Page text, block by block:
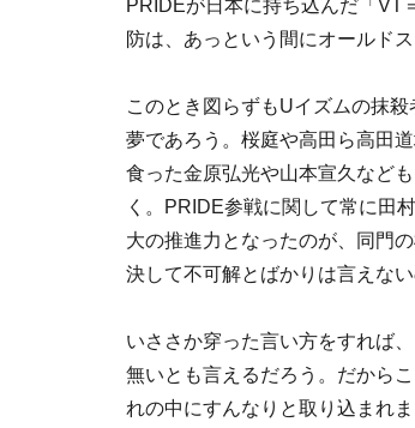
PRIDEが日本に持ち込んだ「VT
防は、あっという間にオールド
このとき図らずもUイズムの抹
夢であろう。桜庭や高田ら高田
食った金原弘光や山本宣久など
く。PRIDE参戦に関して常に田
大の推進力となったのが、同門
決して不可解とばかりは言えな
いささか穿った言い方をすれば
無いとも言えるだろう。だから
れの中にすんなりと取り込まれ